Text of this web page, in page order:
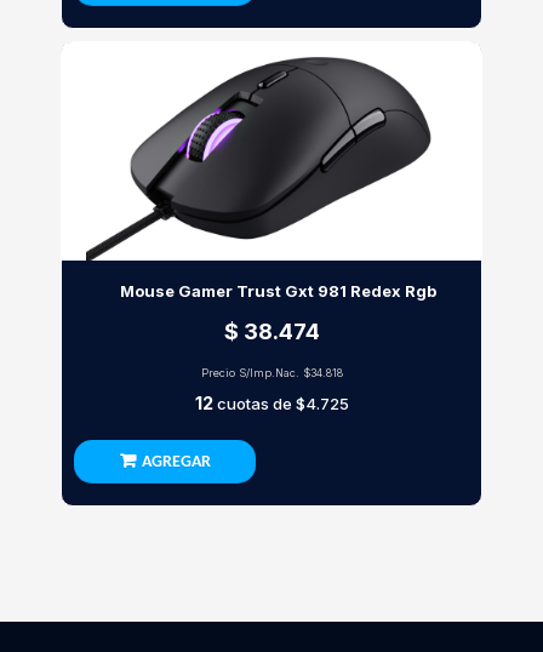
Mouse Gamer Trust Gxt 981 Redex Rgb
$ 38.474
Precio S/Imp.Nac. $34.818
12cuotas de $4.725
AGREGAR